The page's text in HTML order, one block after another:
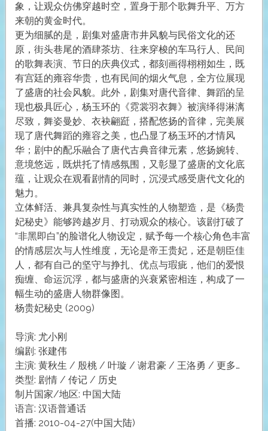
象，让观众仿佛穿越时空，置身于那个歌舞升平、万方
来朝的黄金时代。
更为细腻的是，剧集对盛唐市井风貌与民俗文化的还
原，街头巷尾的酒肆茶坊、往来穿梭的车马行人、民间
的歌舞表演、节日的庆典仪式，都刻画得栩栩如生，既
有宫廷的雍容华贵，也有民间的烟火气息，全方位展现
了盛唐的社会风貌。此外，剧集对唐代音律、舞蹈的呈
现也极具匠心，杨玉环的《霓裳羽衣舞》被演绎得淋漓
尽致，舞姿曼妙、衣袂翩跹，搭配悠扬的音律，完美展
现了唐代舞蹈的雍容之美，也凸显了杨玉环的才情风
华；剧中的配乐融合了唐代古典音律元素，悠扬婉转、
意境悠远，既烘托了情感氛围，又彰显了盛唐的文化底
蕴，让观众在观看剧情的同时，沉浸式感受唐代文化的
魅力。
立体鲜活、兼具复杂性与真实性的人物塑造，是《杨贵
妃秘史》能够跨越岁月、打动观众的核心。该剧打破了
“非黑即白”的脸谱化人物设定，赋予每一个核心角色丰富
的情感层次与人性维度，无论是帝王贵妃，还是朝臣佳
人，都有自己的坚守与挣扎、优点与瑕疵，他们的爱恨
痴缠、命运沉浮，都与盛唐的兴衰紧密相连，构成了一
幅生动的盛唐人物群像图。
杨贵妃秘史 (2009)
导演: 尤小刚
编剧: 张建伟
主演: 黄秋生 / 殷桃 / 叶璇 / 谢君豪 / 王洛勇 / 更多…
类型: 剧情 / 传记 / 历史
制片国家/地区: 中国大陆
语言: 汉语普通话
首播: 2010-04-27(中国大陆)